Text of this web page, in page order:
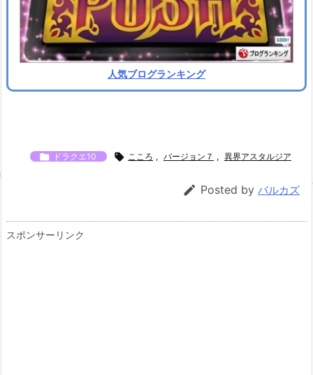
人気ブログランキング
 ドラクエ10  こころ , バージョン７ , 異界アスタルジア
 Posted by バルカズ
スポンサーリンク